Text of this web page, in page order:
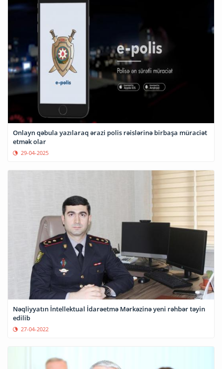
Onlayn qəbula yazılaraq ərazi polis rəislərinə birbaşa müraciət
etmək olar
29-04-2025
Nəqliyyatın İntellektual İdarəetmə Mərkəzinə yeni rəhbər təyin
edilib
27-04-2022